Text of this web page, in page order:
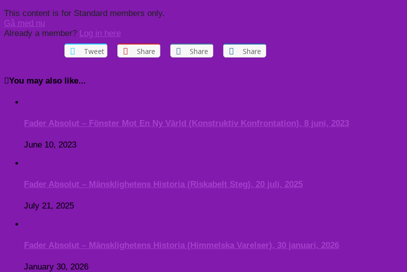
This content is for Standard members only.
Gå med nu
Already a member? Log in here
Tweet
Share Share Share
You may also like...
Fader Absolut – Fönster Mot En Ny Värld (Konstruktiv Konfrontation), 8 juni, 2023
June 10, 2023
Fader Absolut – Mänsklighetens Historia (Riskabelt Steg), 20 juli, 2025
July 21, 2025
Fader Absolut – Mänsklighetens Historia (Himmelska Varelser), 30 januari, 2026
January 30, 2026